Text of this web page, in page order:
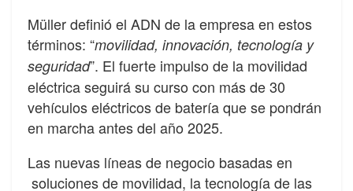
Müller definió el ADN de la empresa en estos
términos: “movilidad, innovación, tecnología y
seguridad”. El fuerte impulso de la movilidad
eléctrica seguirá su curso con más de 30
vehículos eléctricos de batería que se pondrán
en marcha antes del año 2025.
Las nuevas líneas de negocio basadas en
soluciones de movilidad, la tecnología de las